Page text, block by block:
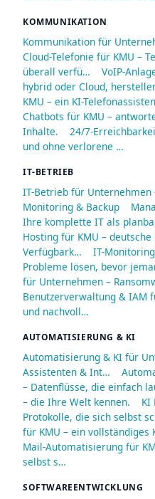
KOMMUNIKATION
Kommunikation für
Cloud-Telefonie für KMU –
überall verfü…
VoIP-
hybrid oder Cloud,
KMU – ein KI-
Chatbots für KMU –
Inhalte.
24/7-
und ohne verlorene …
IT-BETRIEB
IT-Betrieb für Unternehmen
Monitoring & Backup
Ihre komplette IT als
Hosting für KMU –
Verfügbark…
IT-
Probleme lösen, bevor
für Unternehmen –
Benutzerverwaltung & IAM
und nachvoll…
AUTOMATISIERUNG & KI
Automatisierung & KI für
Assistenten & Int…
– Datenflüsse, die einfach
– die Ihre Welt kennen.
KI
Protokolle, die sich selbst
für KMU – ein vollständiges
Mail-Automatisierung für
selbst s…
SOFTWAREENTWICKLUNG